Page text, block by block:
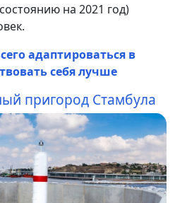
на 2021 год)
адаптироваться в
себя лучше
пригород Стамбула